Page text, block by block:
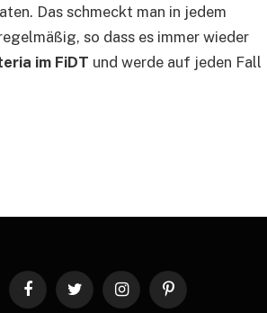
Das schmeckt man in jedem
so dass es immer wieder
im FiDT und werde auf jeden Fall
FacebookTwitter InstagramPinterest